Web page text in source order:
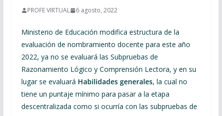
PROFE VIRTUAL 6 agosto, 2022
Ministerio de Educación modifica estructura de la
evaluación de nombramiento docente para este año
2022, ya no se evaluará las Subpruebas de
Razonamiento Lógico y Comprensión Lectora, y en su
lugar se evaluará Habilidades generales, la cual no
tiene un puntaje mínimo para pasar a la etapa
descentralizada como si ocurría con las subpruebas de